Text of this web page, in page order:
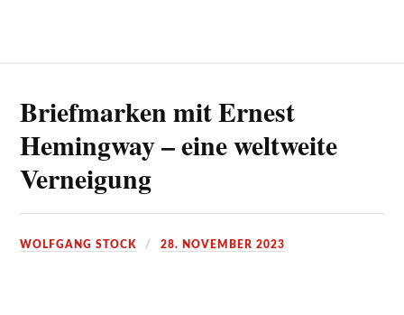
Briefmarken mit Ernest
Hemingway – eine weltweite
Verneigung
WOLFGANG STOCK 28. NOVEMBER 2023